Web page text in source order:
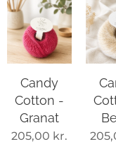
Candy
Cotton -
Granat
205,00 kr.